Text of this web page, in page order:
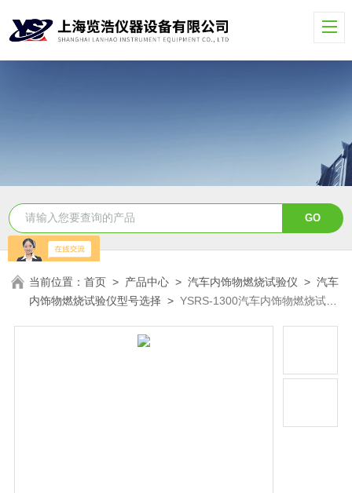
当前位置：首页 > 产品中心 >汽车内饰物燃烧试验仪 >汽车
内饰物燃烧试验仪型号选择 >YSRS-1300汽车内饰物燃烧试验